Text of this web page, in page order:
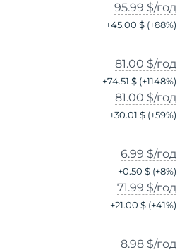
95.99 $/год
+45.00 $ (+88%)
81.00 $/год
+74.51 $ (+1148%)
81.00 $/год
+30.01 $ (+59%)
6.99 $/год
+0.50 $ (+8%)
71.99 $/год
+21.00 $ (+41%)
8.98 $/год